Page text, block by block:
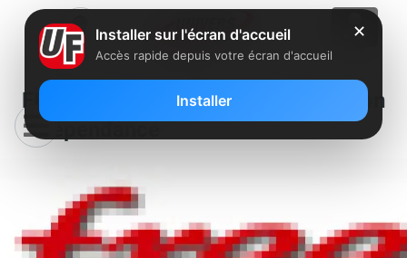
FFT : Free souhaite garder son
indépendance
✕
Installer sur l'écran d'accueil
Accès rapide depuis votre écran d'accueil
Installer